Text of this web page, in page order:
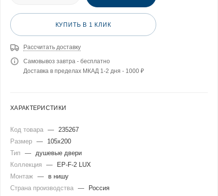
КУПИТЬ В 1 КЛИК
Рассчитать доставку
Самовывоз завтра - бесплатно
Доставка в пределах МКАД 1-2 дня - 1000 ₽
ХАРАКТЕРИСТИКИ
Код товара —
235267
Размер —
105x200
Тип
—
душевые двери
Коллекция
—
EP-F-2 LUX
Монтаж —
в нишу
Страна производства — Россия